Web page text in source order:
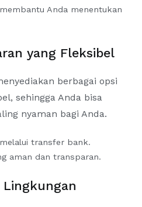
Anda menentukan
yang Fleksibel
berbagai opsi
sehingga Anda bisa
nyaman bagi Anda.
transfer bank.
aman dan transparan.
Lingkungan